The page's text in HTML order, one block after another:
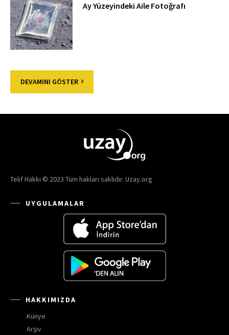
Ay Yüzeyindeki Aile Fotoğrafı
DEVAMINI GÖSTER
Telif Hakkı © 2023 Tüm hakları saklıdır. Uzay.org
UYGULAMALAR
HAKKIMIZDA
Künye
Arşiv